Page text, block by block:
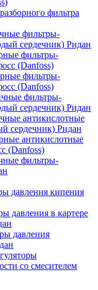
фильтра
фильтры-
сердечник) Ридан
фильтры-
(Danfoss)
фильтры-
(Danfoss)
фильтры-
сердечник) Ридан
антикислотные
сердечник) Ридан
антикислотные
(Danfoss)
фильтры-
давления кипения
давления в картере
давления
со смесителем